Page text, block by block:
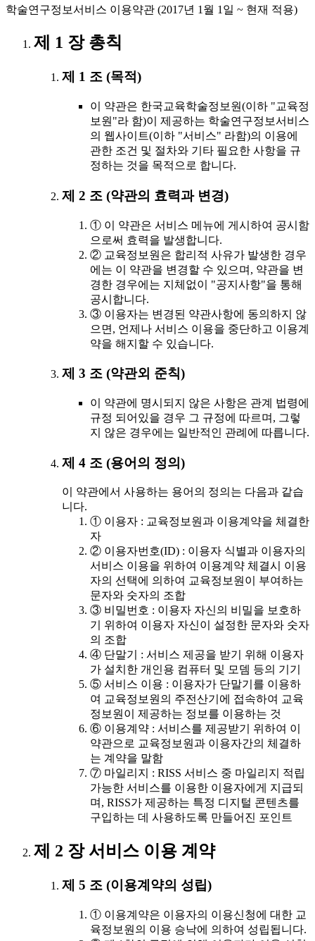
학술연구정보서비스 이용약관 (2017년 1월 1일 ~ 현재 적용)
제 1 장 총칙
제 1 조 (목적)
이 약관은 한국교육학술정보원(이하 "교육정
보원"라 함)이 제공하는 학술연구정보서비스
의 웹사이트(이하 "서비스" 라함)의 이용에
관한 조건 및 절차와 기타 필요한 사항을 규
정하는 것을 목적으로 합니다.
제 2 조 (약관의 효력과 변경)
① 이 약관은 서비스 메뉴에 게시하여 공시함
으로써 효력을 발생합니다.
② 교육정보원은 합리적 사유가 발생한 경우
에는 이 약관을 변경할 수 있으며, 약관을 변
경한 경우에는 지체없이 "공지사항"을 통해
공시합니다.
③ 이용자는 변경된 약관사항에 동의하지 않
으면, 언제나 서비스 이용을 중단하고 이용계
약을 해지할 수 있습니다.
제 3 조 (약관외 준칙)
이 약관에 명시되지 않은 사항은 관계 법령에
규정 되어있을 경우 그 규정에 따르며, 그렇
지 않은 경우에는 일반적인 관례에 따릅니다.
제 4 조 (용어의 정의)
이 약관에서 사용하는 용어의 정의는 다음과 같습
니다.
① 이용자 : 교육정보원과 이용계약을 체결한
자
② 이용자번호(ID) : 이용자 식별과 이용자의
서비스 이용을 위하여 이용계약 체결시 이용
자의 선택에 의하여 교육정보원이 부여하는
문자와 숫자의 조합
③ 비밀번호 : 이용자 자신의 비밀을 보호하
기 위하여 이용자 자신이 설정한 문자와 숫자
의 조합
④ 단말기 : 서비스 제공을 받기 위해 이용자
가 설치한 개인용 컴퓨터 및 모뎀 등의 기기
⑤ 서비스 이용 : 이용자가 단말기를 이용하
여 교육정보원의 주전산기에 접속하여 교육
정보원이 제공하는 정보를 이용하는 것
⑥ 이용계약 : 서비스를 제공받기 위하여 이
약관으로 교육정보원과 이용자간의 체결하
는 계약을 말함
⑦ 마일리지 : RISS 서비스 중 마일리지 적립
가능한 서비스를 이용한 이용자에게 지급되
며, RISS가 제공하는 특정 디지털 콘텐츠를
구입하는 데 사용하도록 만들어진 포인트
제 2 장 서비스 이용 계약
제 5 조 (이용계약의 성립)
① 이용계약은 이용자의 이용신청에 대한 교
육정보원의 이용 승낙에 의하여 성립됩니다.